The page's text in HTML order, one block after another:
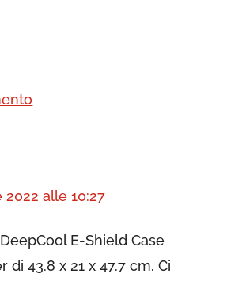
alle 10:27
E-Shield Case
di 43.8 x 21 x 47.7 cm. Ci